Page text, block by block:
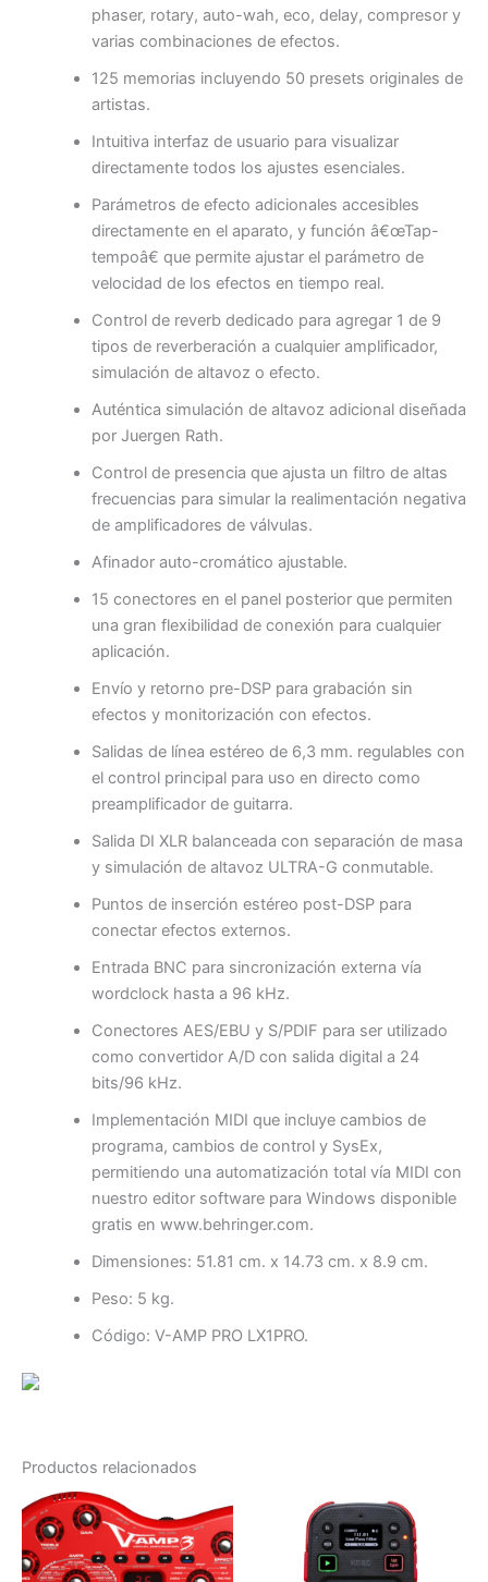
phaser, rotary, auto-wah, eco, delay, compresor y
varias combinaciones de efectos.
125 memorias incluyendo 50 presets originales de
artistas.
Intuitiva interfaz de usuario para visualizar
directamente todos los ajustes esenciales.
Parámetros de efecto adicionales accesibles
directamente en el aparato, y función â€œTap-
tempoâ€ que permite ajustar el parámetro de
velocidad de los efectos en tiempo real.
Control de reverb dedicado para agregar 1 de 9
tipos de reverberación a cualquier amplificador,
simulación de altavoz o efecto.
Auténtica simulación de altavoz adicional diseñada
por Juergen Rath.
Control de presencia que ajusta un filtro de altas
frecuencias para simular la realimentación negativa
de amplificadores de válvulas.
Afinador auto-cromático ajustable.
15 conectores en el panel posterior que permiten
una gran flexibilidad de conexión para cualquier
aplicación.
Envío y retorno pre-DSP para grabación sin
efectos y monitorización con efectos.
Salidas de línea estéreo de 6,3 mm. regulables con
el control principal para uso en directo como
preamplificador de guitarra.
Salida DI XLR balanceada con separación de masa
y simulación de altavoz ULTRA-G conmutable.
Puntos de inserción estéreo post-DSP para
conectar efectos externos.
Entrada BNC para sincronización externa vía
wordclock hasta a 96 kHz.
Conectores AES/EBU y S/PDIF para ser utilizado
como convertidor A/D con salida digital a 24
bits/96 kHz.
Implementación MIDI que incluye cambios de
programa, cambios de control y SysEx,
permitiendo una automatización total vía MIDI con
nuestro editor software para Windows disponible
gratis en www.behringer.com.
Dimensiones: 51.81 cm. x 14.73 cm. x 8.9 cm.
Peso: 5 kg.
Código: V-AMP PRO LX1PRO.
Productos relacionados